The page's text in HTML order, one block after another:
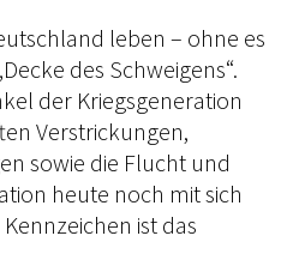
leben – ohne es
des Schweigens“.
der Kriegsgeneration
Verstrickungen,
sowie die Flucht und
heute noch mit sich
ist das